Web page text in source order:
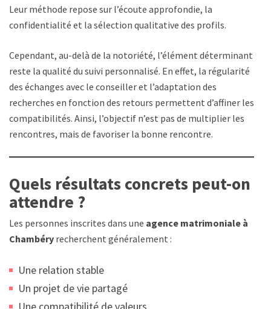
Leur méthode repose sur l’écoute approfondie, la
confidentialité et la sélection qualitative des profils.
Cependant, au-delà de la notoriété, l’élément déterminant
reste la qualité du suivi personnalisé. En effet, la régularité
des échanges avec le conseiller et l’adaptation des
recherches en fonction des retours permettent d’affiner les
compatibilités. Ainsi, l’objectif n’est pas de multiplier les
rencontres, mais de favoriser la bonne rencontre.
Quels résultats concrets peut-on
attendre ?
Les personnes inscrites dans une agence matrimoniale à
Chambéry recherchent généralement :
Une relation stable
Un projet de vie partagé